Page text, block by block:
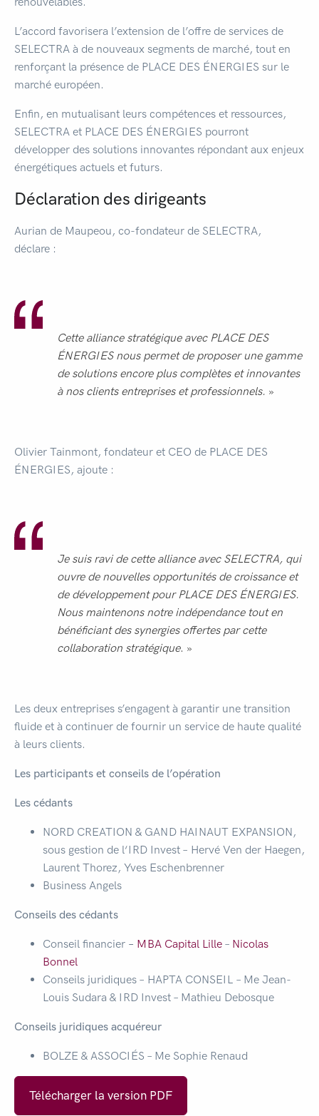
L’accord favorisera l’extension de l’offre de services de
SELECTRA à de nouveaux segments de marché, tout en
renforçant la présence de PLACE DES ÉNERGIES sur le
marché européen.
Enfin, en mutualisant leurs compétences et ressources,
SELECTRA et PLACE DES ÉNERGIES pourront
développer des solutions innovantes répondant aux enjeux
énergétiques actuels et futurs.
Déclaration des dirigeants
Aurian de Maupeou, co-fondateur de SELECTRA,
déclare :
Cette alliance stratégique avec PLACE DES
ÉNERGIESnous permet de proposer une gamme
de solutions encore plus complètes et innovantes
à nos clients entreprises et professionnels. »
Olivier Tainmont, fondateur et CEO de PLACE DES
ÉNERGIES, ajoute :
Je suis ravi de cette alliance avec SELECTRA, qui
ouvre de nouvelles opportunités de croissance et
de développement pour PLACE DES ÉNERGIES.
Nous maintenons notre indépendance tout en
bénéficiant des synergies offertes par cette
collaboration stratégique. »
Les deux entreprises s’engagent à garantir une transition
fluide et à continuer de fournir un service de haute qualité
à leurs clients.
Les participants et conseils de l’opération
Les cédants
NORD CREATION & GAND HAINAUT EXPANSION,
sous gestion de l‘IRD Invest – Hervé Ven der Haegen,
Laurent Thorez, Yves Eschenbrenner
Business Angels
Conseils des cédants
Conseil financier – MBA Capital Lille – Nicolas
Bonnel
Conseils juridiques – HAPTA CONSEIL – Me Jean-
Louis Sudara & IRD Invest – Mathieu Debosque
Conseils juridiques acquéreur
BOLZE & ASSOCIÉS – Me Sophie Renaud
Télécharger la version PDF